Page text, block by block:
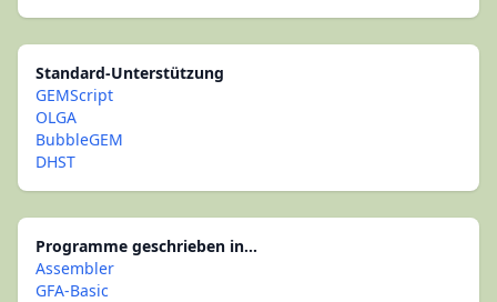
Standard-Unterstützung
GEMScript
OLGA
BubbleGEM
DHST
Programme geschrieben in...
Assembler
GFA-Basic